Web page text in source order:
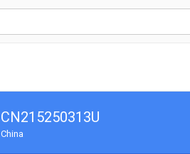
CN215250313U
China